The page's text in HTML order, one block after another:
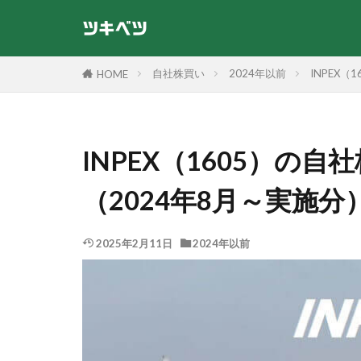
HOME 自社株買い 2024年以前 INPEX（
INPEX（1605）の自
（2024年8月～実施分
2025年2月11日 2024年以前